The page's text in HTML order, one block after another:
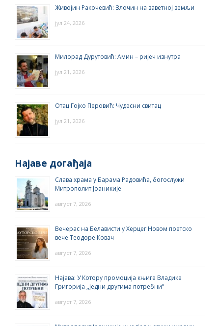
Живојин Ракочевић: Злочин на заветној земљи
јул 24, 2026
Милорад Дурутовић: Амин – ријеч изнутра
јул 21, 2026
Отац Гојко Перовић: Чудесни свитац
јул 21, 2026
Најаве догађаја
Слава храма у Барама Радовића, богослужи
Митрополит Јоаникије
август 7, 2026
Вечерас на Белависти у Херцег Новом поетско
вече Теодоре Ковач
август 7, 2026
Најава: У Котору промоција књиге Владике
Григорија ,,Једни другима потребни”
август 7, 2026